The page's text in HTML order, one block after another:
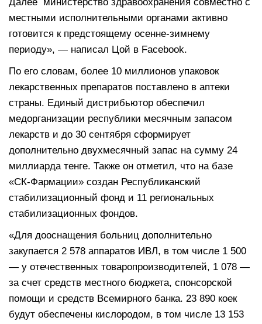
местными исполнительными органами активно
готовится к предстоящему осенне-зимнему
периоду», — написал Цой в Facebook.
По его словам, более 10 миллионов упаковок
лекарственных препаратов поставлено в аптеки
страны. Единый дистрибьютор обеспечил
медорганизации республики месячным запасом
лекарств и до 30 сентября сформирует
дополнительно двухмесячный запас на сумму 24
миллиарда тенге. Также он отметил, что на базе
«СК-Фармации» создан Республиканский
стабилизационный фонд и 11 региональных
стабилизационных фондов.
«Для дооснащения больниц дополнительно
закупается 2 578 аппаратов ИВЛ, в том числе 1 500
— у отечественных товаропроизводителей, 1 078 —
за счет средств местного бюджета, спонсорской
помощи и средств Всемирного банка. 23 890 коек
будут обеспечены кислородом, в том числе 13 153